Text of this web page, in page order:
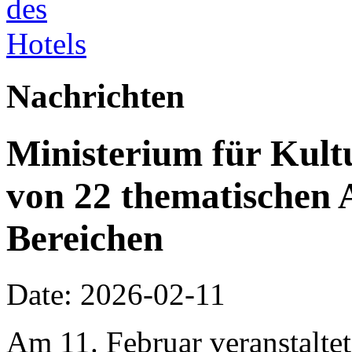
Nachrichten
Ministerium für
von 22
Bereichen
Date: 2026-02-11
Am 11. Februar